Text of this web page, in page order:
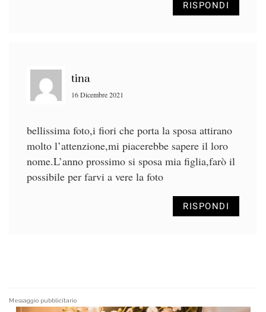
RISPONDI
tina
16 Dicembre 2021
bellissima foto,i fiori che porta la sposa attirano
molto l’attenzione,mi piacerebbe sapere il loro
nome.L’anno prossimo si sposa mia figlia,farò il
possibile per farvi a vere la foto
RISPONDI
Messaggio pubblicitario